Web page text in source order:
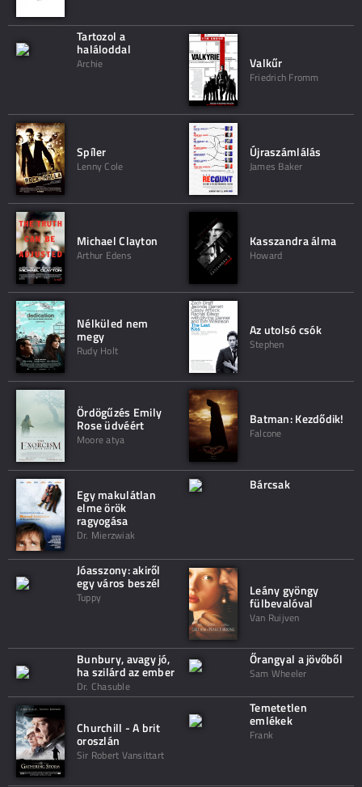
Tartozol a
haláloddal
Archie Valkűr
Friedrich Fromm
Spíler
Lenny Cole
Újraszámlálás
James Baker
Michael Clayton
Arthur Edens
Kasszandra álma
Howard
Nélküled nem
megy
Rudy Holt
Az utolsó csók
Stephen
Ördögűzés Emily
Rose üdvéért
Moore atya
Batman: Kezdődik!
Falcone
Egy makulátlan
elme örök
ragyogása
Dr. Mierzwiak
Bárcsak
Jóasszony: akiről
egy város beszél
Tuppy Leány gyöngy
fülbevalóval
Van Ruijven
Bunbury, avagy jó,
ha szilárd az ember
Dr. Chasuble
Őrangyal a jövőből
Sam Wheeler
Churchill - A brit
oroszlán
Sir Robert Vansittart
Temetetlen
emlékek
Frank